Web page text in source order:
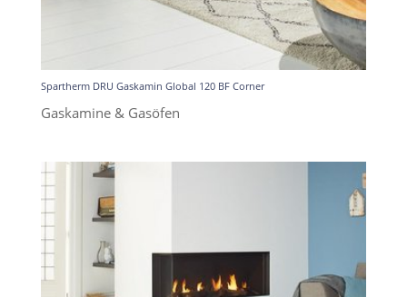
Spartherm DRU Gaskamin Global 120 BF Corner
Gaskamine & Gasöfen